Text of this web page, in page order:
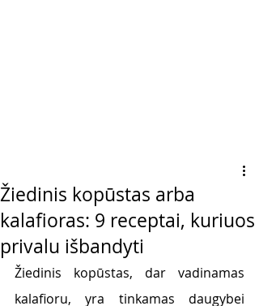
Žiedinis kopūstas arba
kalafioras: 9 receptai, kuriuos
privalu išbandyti
Žiedinis kopūstas, dar vadinamas
kalafioru, yra tinkamas daugybei